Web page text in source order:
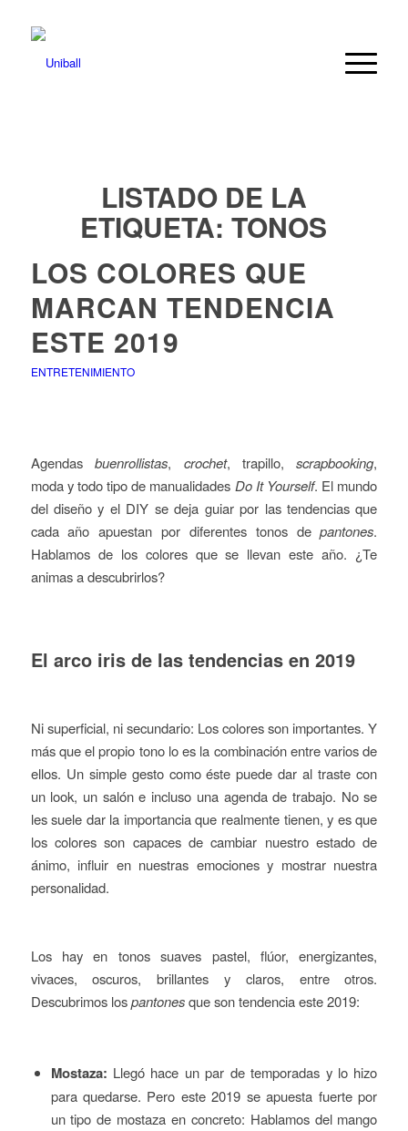
LISTADO DE LA
ETIQUETA:TONOS
LOS COLORES QUE
MARCAN TENDENCIA
ESTE 2019
ENTRETENIMIENTO
Agendasbuenrollistas, crochet, trapillo,scrapbooking,
moda y todo tipo de manualidades Do It Yourself. El mundo
del diseño y el DIY se deja guiar por las tendencias que
cada año apuestan por diferentes tonos depantones.
Hablamos de los colores que se llevan este año. ¿Te
animas a descubrirlos?
El arco iris de las tendencias en 2019
Ni superficial, ni secundario: Los colores son importantes. Y
más que el propio tono lo es la combinación entre varios de
ellos. Un simple gesto como éste puede dar al traste con
un look, un salón e incluso una agenda de trabajo. No se
les suele dar la importancia que realmente tienen, y es que
los colores son capaces de cambiar nuestro estado de
ánimo, influir en nuestras emociones y mostrar nuestra
personalidad.
Los hay en tonos suaves pastel, flúor, energizantes,
vivaces, oscuros, brillantes y claros, entre otros.
Descubrimos lospantonesque son tendencia este 2019:
Mostaza: Llegó hace un par de temporadas y lo hizo
para quedarse. Pero este 2019 se apuesta fuerte por
un tipo de mostaza en concreto: Hablamos del mango